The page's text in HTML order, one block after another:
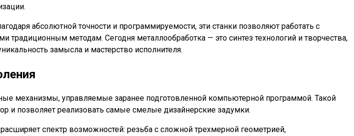
абсолютной точности и программируемости, эти станки позволяют работать с
методам. Сегодня металлообработка — это синтез технологий и творчества,
замысла и мастерство исполнителя.
механизмы, управляемые заранее подготовленной компьютерной программой. Такой
и позволяет реализовать самые смелые дизайнерские задумки.
спектр возможностей: резьба с сложной трехмерной геометрией,